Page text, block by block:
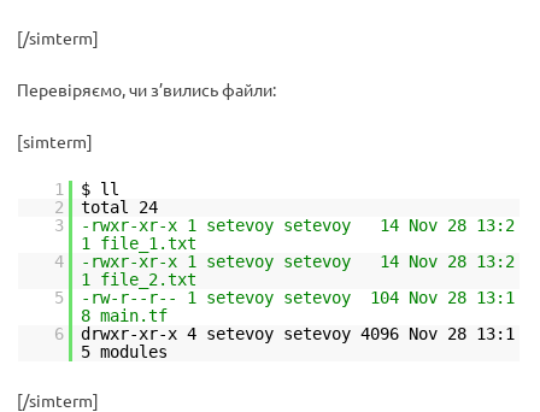
[/simterm]
Перевіряємо, чи з’вились файли:
[simterm]
1
$ ll
2
total 24
3
-rwxr-xr-x 1 setevoy setevoy 14 Nov 28 13:2
1 file_1.txt
4
-rwxr-xr-x 1 setevoy setevoy 14 Nov 28 13:2
1 file_2.txt
5
-rw-r--r-- 1 setevoy setevoy 104 Nov 28 13:1
8 main.tf
6
drwxr-xr-x 4 setevoy setevoy 4096 Nov 28 13:1
5 modules
[/simterm]